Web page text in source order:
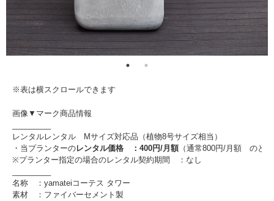
※表は横スクロールできます
画像▼マーク商品情報
レンタルレンタル Mサイズ対応品（植物8号サイズ相当）
・当プランターのレンタル価格 ：400円/月額（通常800円/月額 のと
※プランター指定の場合のレンタル契約期間 ：なし
名称 ：yamateiコーテス タワー
素材 ：ファイバーセメント製